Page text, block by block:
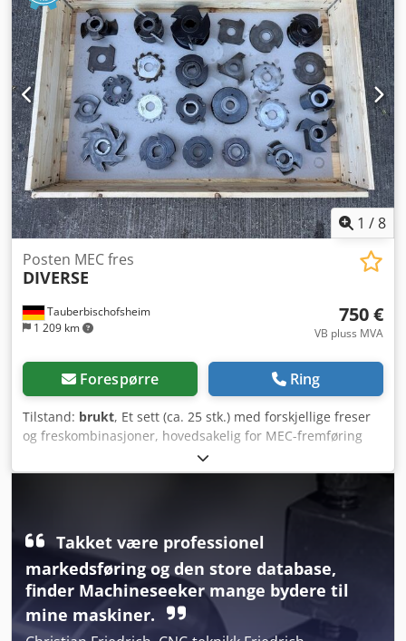
1 /8
Tauberbischofsheim
1 209 km
Posten MEC fres
DIVERSE
750 €
VB pluss MVA
Forespørre Ring
Tilstand: brukt, Et sett (ca. 25 stk.) med forskjellige freser
og freskombinasjoner, hovedsakelig for MEC-fremføring
eller uten markering. Tekniske data: - Markering: Uten eller
MEC Dcedpfezryn Ajx Aqpek - Boringsdiameter: 40 mm -
Takket være professionel
markedsføring og den store database,
finder Machineseeker mange bydere til
mine maskiner.